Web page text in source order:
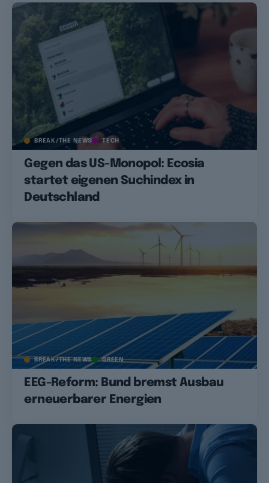
BREAK/THE NEWS TECH
Gegen das US-Monopol: Ecosia
startet eigenen Suchindex in
Deutschland
BREAK/THE NEWS GREEN
EEG-Reform: Bund bremst Ausbau
erneuerbarer Energien